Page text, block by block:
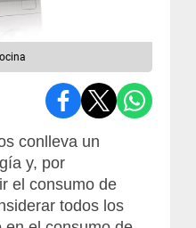
conlleva un
y, por
el consumo de
todos los